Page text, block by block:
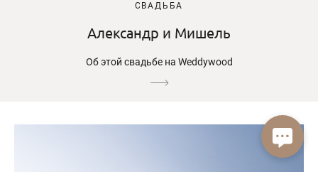
СВАДЬБА
Александр и Мишель
Об этой свадьбе на Weddywood